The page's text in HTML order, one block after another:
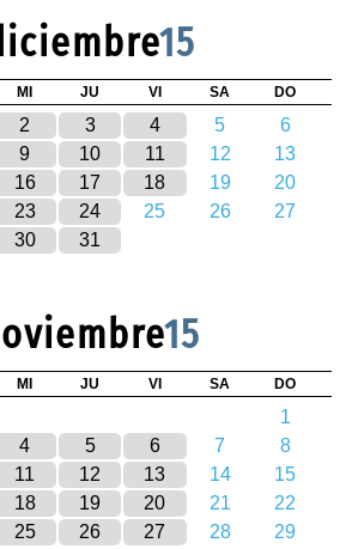
15
MI JU VI SA DO
2 3 4 5
6
9 10 11 12
13
16 17 18 19
20
23 24 25 26
27
30 31
15
MI JU VI SA DO
1
4 5 6 7
8
11 12 13 14
15
18 19 20 21
22
25 26 27 28
29